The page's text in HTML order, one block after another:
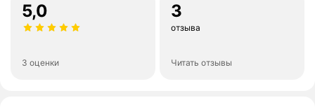
5,0
3 оценки
3
отзыва
Читать отзывы